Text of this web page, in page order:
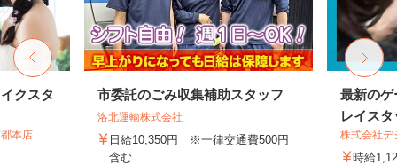
クスタ
本店
市委託のごみ収集補助スタッフ
洛北運輸株式会社
日給10,350円 ※一律交通費500円
含む
最新のゲ
レイスタ
株式会社
時給